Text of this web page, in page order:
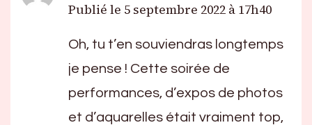
Publié le 5 septembre 2022 à 17h40
Oh, tu t’en souviendras longtemps
je pense ! Cette soirée de
performances, d’expos de photos
et d’aquarelles était vraiment top,